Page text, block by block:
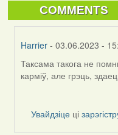
COMMENTS
Harrier - 03.06.2023 -
In
reply
ZNR
Таксама такога не
карміў, але грэць,
Увайдзіце ці